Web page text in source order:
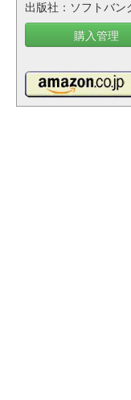
出版社：ソフトバ
購入管理